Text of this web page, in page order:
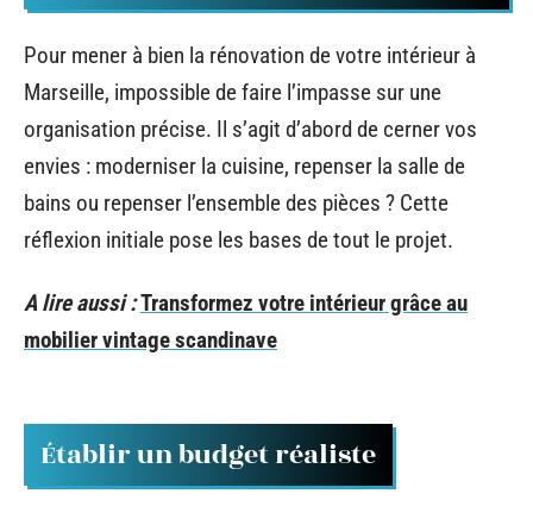
Pour mener à bien la rénovation de votre intérieur à
Marseille, impossible de faire l’impasse sur une
organisation précise. Il s’agit d’abord de cerner vos
envies : moderniser la cuisine, repenser la salle de
bains ou repenser l’ensemble des pièces ? Cette
réflexion initiale pose les bases de tout le projet.
A lire aussi :Transformez votre intérieur grâce au
mobilier vintage scandinave
Établir un budget réaliste